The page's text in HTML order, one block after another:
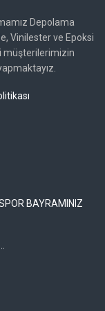
Depolama
Vinilester ve Epoksi
müşterilerimizin
BAYRAMINIZ